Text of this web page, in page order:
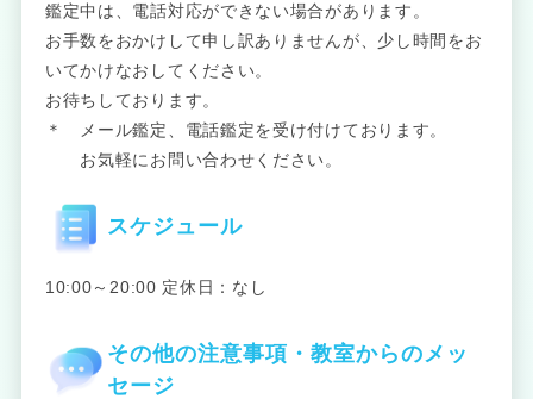
鑑定中は、電話対応ができない場合があります。
お手数をおかけして申し訳ありませんが、少し時間をお
いてかけなおしてください。
お待ちしております。
＊ メール鑑定、電話鑑定を受け付けております。
お気軽にお問い合わせください。
スケジュール
10:00～20:00 定休日：なし
その他の注意事項・教室からのメッ
セージ